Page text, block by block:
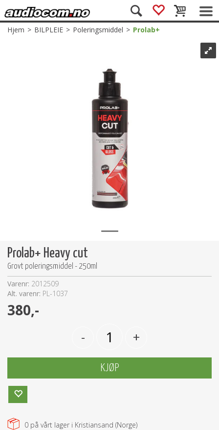
Hjem>BILPLEIE>Poleringsmiddel>Prolab+
Prolab+ Heavy cut
Grovt poleringsmiddel - 250ml
Varenr: 2012509
Alt. varenr: PL-1037
380,-
- +
KJØP
0 på vårt lager i Kristiansand (Norge)